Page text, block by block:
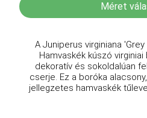
Méret
A Juniperus virginiana
Hamvaskék kúszó
dekoratív és sokoldalúan
cserje. Ez a boróka
jellegzetes hamvaskék